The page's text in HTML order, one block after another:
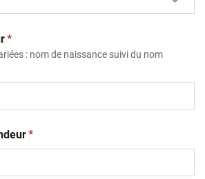
(obligatoire)
*
: nom de naissance suivi du nom
(obligatoire)
*